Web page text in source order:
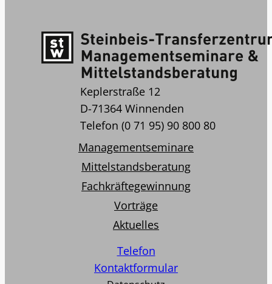
Keplerstraße 12
D-71364 Winnenden
Telefon (0 71 95) 90 800 80
Managementseminare
Mittelstandsberatung
Fachkräftegewinnung
Vorträge
Aktuelles
Telefon
Kontaktformular